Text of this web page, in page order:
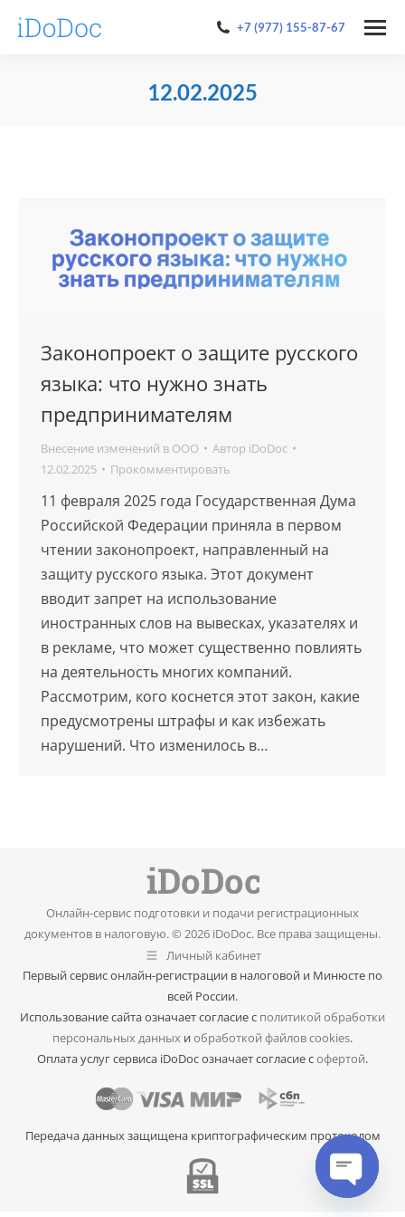
+7 (977) 155-87-67
12.02.2025
Законопроект о защите русского
языка: что нужно знать
предпринимателям
Внесение изменений в ООО Автор iDoDoc
12.02.2025
Прокомментировать
11 февраля 2025 года Государственная Дума
Российской Федерации приняла в первом
чтении законопроект, направленный на
защиту русского языка. Этот документ
вводит запрет на использование
иностранных слов на вывесках, указателях и
в рекламе, что может существенно повлиять
на деятельность многих компаний.
Рассмотрим, кого коснется этот закон, какие
предусмотрены штрафы и как избежать
нарушений. Что изменилось в…
Онлайн-сервис подготовки и подачи регистрационных
документов в налоговую. © 2026 iDoDoc. Все права защищены.
Личный кабинет
Первый сервис онлайн-регистрации в налоговой и Минюсте по
всей России.
Использование сайта означает согласие с политикой обработки
персональных данных иобработкой файлов cookies.
Оплата услуг сервиса iDoDoc означает согласие софертой.
Передача данных защищена криптографическим протоколом